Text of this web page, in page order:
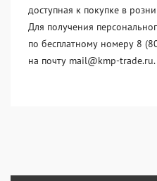
доступная к покупке в
Для получения
по бесплатному номеру 8
на почту mail@kmp-trade.ru.